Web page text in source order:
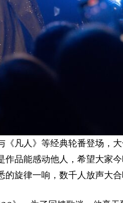
凡人》等经典轮番登场，
品能感动他人，希望大家
旋律一响，数千人放声大